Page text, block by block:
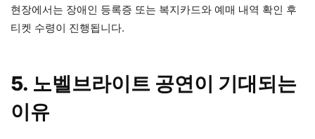
현장에서는 장애인 등록증 또는 복지카드와 예매 내역 확인 후
티켓 수령이 진행됩니다.
5. 노벨브라이트 공연이 기대되는
이유